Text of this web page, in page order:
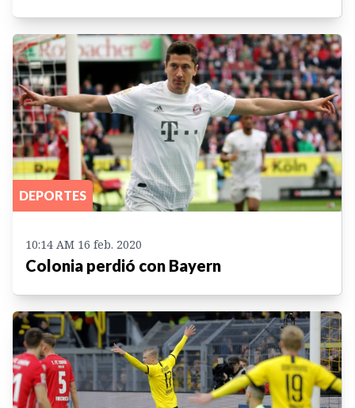
DEPORTES
10:14 AM 16 feb. 2020
Colonia perdió con Bayern